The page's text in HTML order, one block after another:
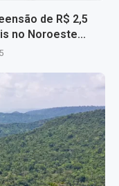
de R$ 2,5
no Noroeste...